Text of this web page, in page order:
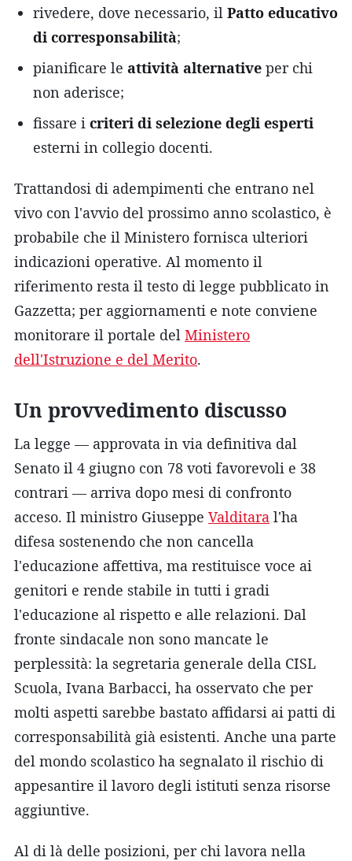
rivedere, dove necessario, il Patto educativo
di corresponsabilità;
pianificare le attività alternative per chi
non aderisce;
fissare i criteri di selezione degli esperti
esterni in collegio docenti.
Trattandosi di adempimenti che entrano nel
vivo con l'avvio del prossimo anno scolastico, è
probabile che il Ministero fornisca ulteriori
indicazioni operative. Al momento il
riferimento resta il testo di legge pubblicato in
Gazzetta; per aggiornamenti e note conviene
monitorare il portale del Ministero
dell'Istruzione e del Merito.
Un provvedimento discusso
La legge — approvata in via definitiva dal
Senato il 4 giugno con 78 voti favorevoli e 38
contrari — arriva dopo mesi di confronto
acceso. Il ministro Giuseppe Valditara l'ha
difesa sostenendo che non cancella
l'educazione affettiva, ma restituisce voce ai
genitori e rende stabile in tutti i gradi
l'educazione al rispetto e alle relazioni. Dal
fronte sindacale non sono mancate le
perplessità: la segretaria generale della CISL
Scuola, Ivana Barbacci, ha osservato che per
molti aspetti sarebbe bastato affidarsi ai patti di
corresponsabilità già esistenti. Anche una parte
del mondo scolastico ha segnalato il rischio di
appesantire il lavoro degli istituti senza risorse
aggiuntive.
Al di là delle posizioni, per chi lavora nella